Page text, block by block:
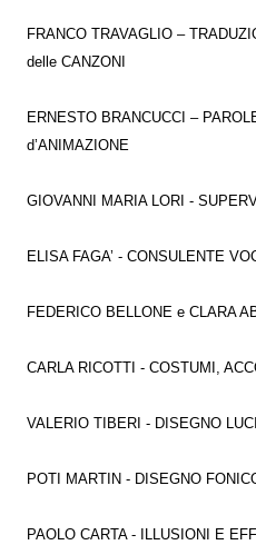
FRANCO TRAVAGLIO –
delle CANZONI
ERNESTO BRANCUCCI –
d’ANIMAZIONE
GIOVANNI MARIA LORI -
ELISA FAGA’ - CONSULENTE
FEDERICO BELLONE e CLARA
CARLA RICOTTI - COSTUMI,
VALERIO TIBERI - DISEGNO LUCI
POTI MARTIN - DISEGNO
PAOLO CARTA - ILLUSIONI E